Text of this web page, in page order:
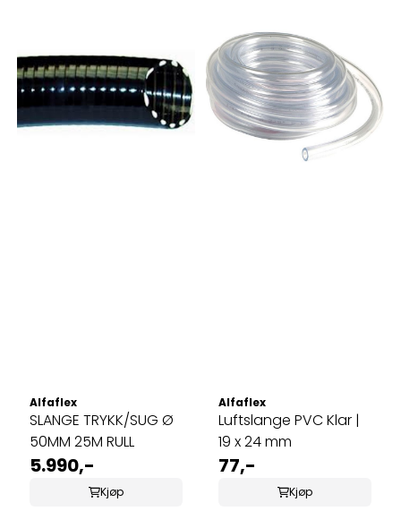
Alfaflex
SLANGE TRYKK/SUG Ø
50MM 25M RULL
5.990,-
Kjøp
Alfaflex
Luftslange PVC Klar |
19 x 24 mm
77,-
Kjøp